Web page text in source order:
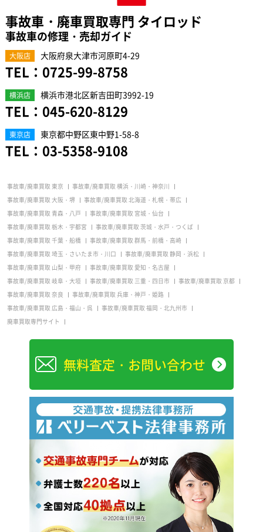
事故車・廃車買取専門 タイロッド
事故車の修理・売却ガイド
大阪店 大阪府泉大津市河原町4-29
TEL： 0725-99-8758
横浜店 横浜市港北区新吉田町3992-19
TEL： 045-620-8129
東京店 東京都中野区東中野1-58-8
TEL： 03-5358-9108
事故車/廃車買取 東京
事故車/廃車買取 横浜・川崎・神奈川
事故車/廃車買取 大阪・堺
事故車/廃車買取 北海道・札幌・帯広
事故車/廃車買取 青森・八戸
事故車/廃車買取 宮城・仙台
事故車/廃車買取 栃木・宇都宮
事故車/廃車買取 茨城・水戸・つくば
事故車/廃車買取 千葉・船橋
事故車/廃車買取 群馬・前橋・高崎
事故車/廃車買取 埼玉・さいたま市・川口
事故車/廃車買取 静岡・浜松
事故車/廃車買取 山梨・甲府
事故車/廃車買取 愛知・名古屋
事故車/廃車買取 岐阜・大垣
事故車/廃車買取 三重・四日市
事故車/廃車買取 京都
事故車/廃車買取 奈良
事故車/廃車買取 兵庫・神戸・姫路
事故車/廃車買取 広島・福山・呉
事故車/廃車買取 福岡・北九州市
廃車買取専門サイト
無料査定・お問い合わせ